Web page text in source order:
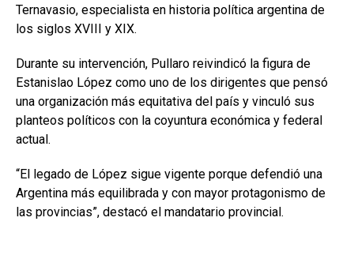
Ternavasio, especialista en historia política argentina de
los siglos XVIII y XIX.
Durante su intervención, Pullaro reivindicó la figura de
Estanislao López como uno de los dirigentes que pensó
una organización más equitativa del país y vinculó sus
planteos políticos con la coyuntura económica y federal
actual.
“El legado de López sigue vigente porque defendió una
Argentina más equilibrada y con mayor protagonismo de
las provincias”, destacó el mandatario provincial.